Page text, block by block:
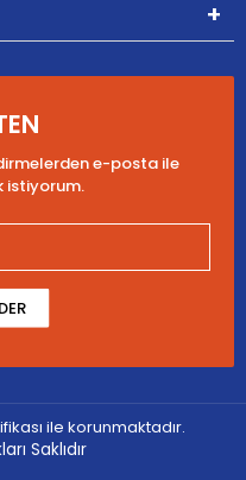
e-posta ile
istiyorum.
ile korunmaktadır.
Saklıdır